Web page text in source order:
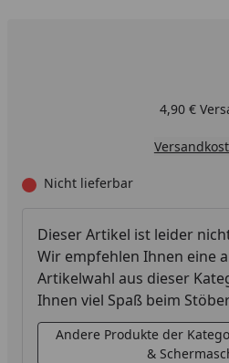
4,90 €
Nicht lieferbar
Dieser Artikel ist leider
Wir empfehlen Ihnen eine
Artikelwahl aus dieser
Ihnen viel Spaß beim
Andere Produkte der
&